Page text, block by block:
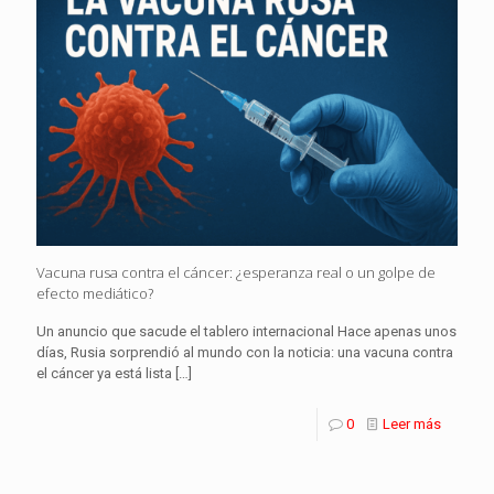
Vacuna rusa contra el cáncer: ¿esperanza real o un golpe de
efecto mediático?
Un anuncio que sacude el tablero internacional Hace apenas unos
días, Rusia sorprendió al mundo con la noticia: una vacuna contra
el cáncer ya está lista […]
0 Leer más